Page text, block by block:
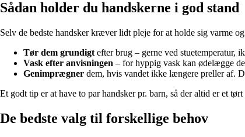
Sådan holder du handskerne i god stand
Selv de bedste handsker kræver lidt pleje for at holde sig varme
Tør dem grundigt efter brug – gerne ved stuetemperatur,
Vask efter anvisningen – for hyppig vask kan ødelægge
Genimprægner dem, hvis vandet ikke længere preller af.
Et godt tip er at have to par handsker pr. barn, så der altid er et
De bedste valg til forskellige behov